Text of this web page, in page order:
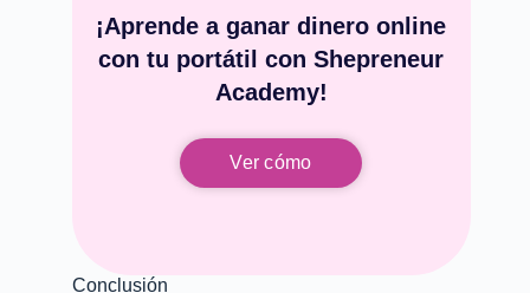
¡Aprende a ganar dinero online
con tu portátil con Shepreneur
Academy!
Ver cómo
Conclusión